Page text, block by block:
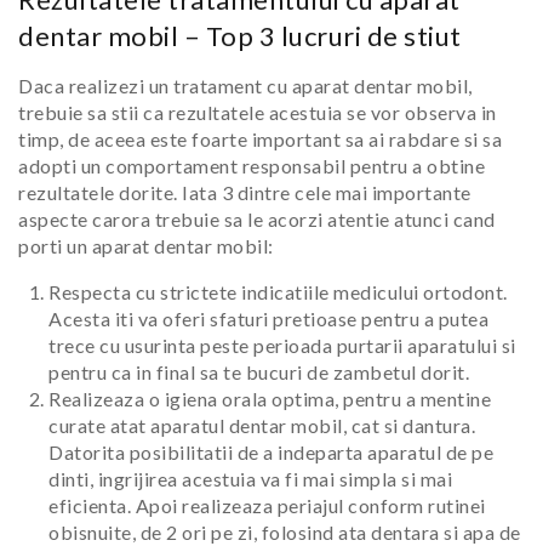
dentar mobil – Top 3 lucruri de stiut
Daca realizezi un tratament cu aparat dentar mobil,
trebuie sa stii ca rezultatele acestuia se vor observa in
timp, de aceea este foarte important sa ai rabdare si sa
adopti un comportament responsabil pentru a obtine
rezultatele dorite. Iata 3 dintre cele mai importante
aspecte carora trebuie sa le acorzi atentie atunci cand
porti un aparat dentar mobil:
Respecta cu strictete indicatiile medicului ortodont.
Acesta iti va oferi sfaturi pretioase pentru a putea
trece cu usurinta peste perioada purtarii aparatului si
pentru ca in final sa te bucuri de zambetul dorit.
Realizeaza o igiena orala optima, pentru a mentine
curate atat aparatul dentar mobil, cat si dantura.
Datorita posibilitatii de a indeparta aparatul de pe
dinti, ingrijirea acestuia va fi mai simpla si mai
eficienta. Apoi realizeaza periajul conform rutinei
obisnuite, de 2 ori pe zi, folosind ata dentara si apa de